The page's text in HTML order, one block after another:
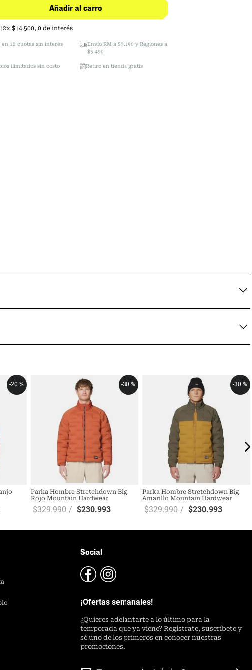
Añadir al carro
12x$14.500,0 de interés
en 12 cuotas sin interés
Envío RM a $3.190 y Regiones a
$5.490
ilimitados sin costo Retiro en tienda gratis
-20 % -30 %
Parka Hombre Stretchdown Big
Rojo Mountain Hardwear
$329.990 $230.993
-30 %
Parka Hombre Stretchdown Big
Amarillo Mountain Hardwear
$329.990 $230.993
Social
¡Ofertas semanales!
¿Quieres adelantarte a lo último para la
temporada que ya viene? Regístrate, suscríbete y
sé uno de los primeros en conocer nuestras
promociones.